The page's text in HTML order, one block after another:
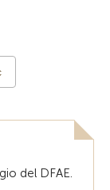
del DFAE.